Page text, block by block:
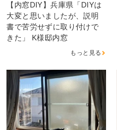
【内窓DIY】兵庫県「DIYは
大変と思いましたが、説明
書で苦労せずに取り付けで
きた」 K様邸内窓
もっと見る